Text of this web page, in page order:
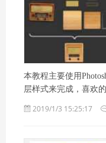
本教程主要使用
层样式来完成，喜欢
2019/1/3 15:25:17